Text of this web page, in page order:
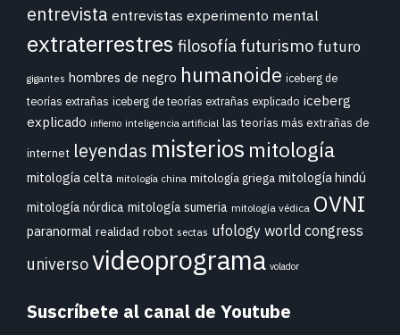
entrevista entrevistas experimento mental
extraterrestres filosofía futurismo futuro
gigantes hombres de negro humanoide iceberg de
teorías extrañas iceberg de teorías extrañas explicado iceberg
explicado infierno inteligencia artificial las teorías más extrañas de
internet leyendas misterios mitología
mitología celta mitología china mitología griega mitología hindú
mitología nórdica mitología sumeria mitología védica OVNI
paranormal realidad robot sectas ufology world congress
universovideoprograma volador
Suscríbete al canal de Youtube